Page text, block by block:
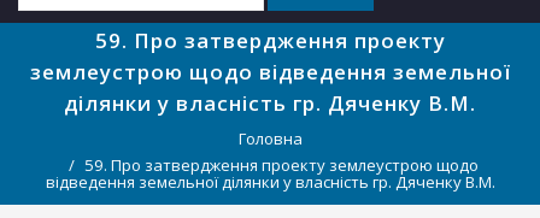
59. Про затвердження проекту
землеустрою щодо відведення земельної
ділянки у власність гр. Дяченку В.М.
Головна
59. Про затвердження проекту землеустрою щодо
відведення земельної ділянки у власність гр. Дяченку В.М.